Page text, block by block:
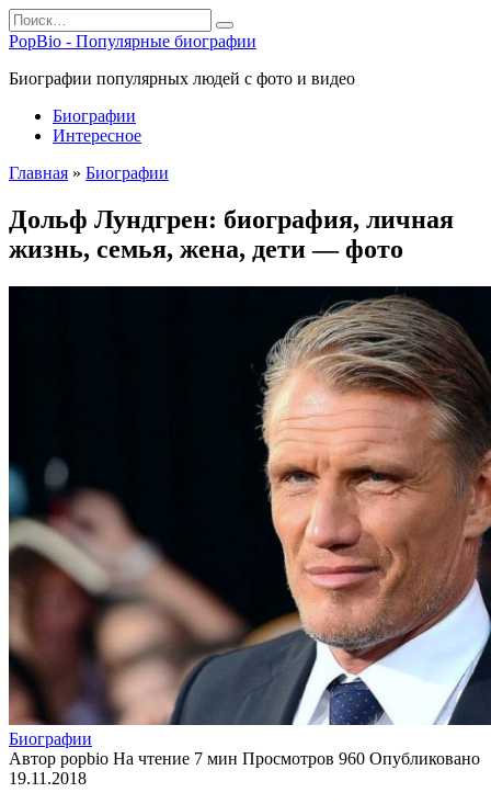
Перейти
к
содержанию
Search
for:
PopBio - Популярные биографии
Биографии популярных людей с фото и видео
Биографии
Интересное
Главная » Биографии
Дольф Лундгрен: биография, личная
жизнь, семья, жена, дети — фото
Биографии
Автор popbio На чтение 7 мин Просмотров 960 Опубликовано
19.11.2018